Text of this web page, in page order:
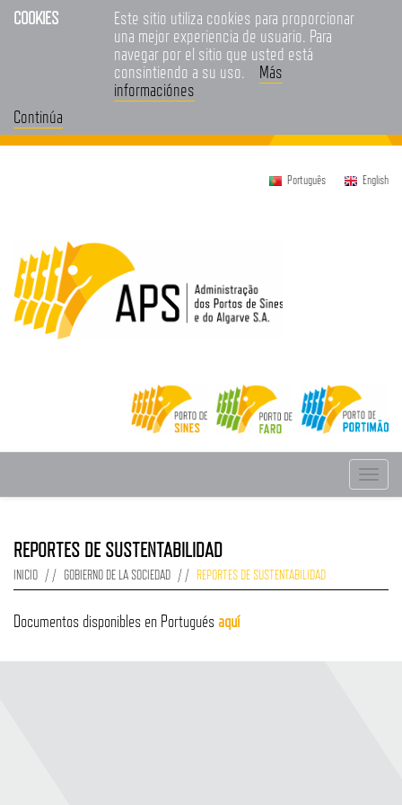
COOKIES
Este sitio utiliza cookies para proporcionar
una mejor experiencia de usuario. Para
navegar por el sitio que usted está
consintiendo a su uso. Más
informaciónes
Continúa
Português English
Toggle
REPORTES DE SUSTENTABILIDAD
INICIO GOBIERNO DE LA SOCIEDAD REPORTES DE SUSTENTABILIDAD
Documentos disponibles en Portuguésaquí